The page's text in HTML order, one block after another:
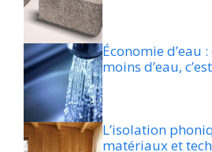
Économie d’eau
moins d’eau,
L’isolation
matériaux et